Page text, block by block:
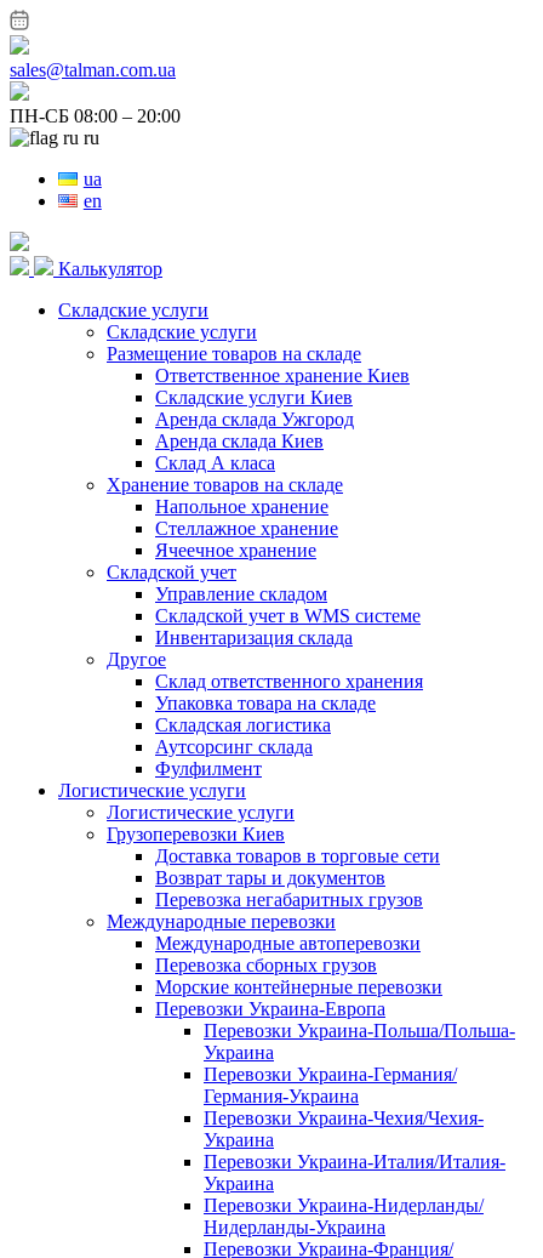
sales@talman.com.ua
ПН-СБ 08:00 – 20:00
ru
ua
en
Калькулятор
Складские услуги
Складские услуги
Размещение товаров на складе
Ответственное хранение Киев
Складские услуги Киев
Аренда склада Ужгород
Аренда склада Киев
Склад А класа
Хранение товаров на складе
Напольное хранение
Стеллажное хранение
Ячеечное хранение
Складской учет
Управление складом
Складской учет в WMS системе
Инвентаризация склада
Другое
Склад ответственного хранения
Упаковка товара на складе
Складская логистика
Аутсорсинг склада
Фулфилмент
Логистические услуги
Логистические услуги
Грузоперевозки Киев
Доставка товаров в торговые сети
Возврат тары и документов
Перевозка негабаритных грузов
Международные перевозки
Международные автоперевозки
Перевозка сборных грузов
Морские контейнерные перевозки
Перевозки Украина-Европа
Перевозки Украина-Польша/Польша-
Украина
Перевозки Украина-Германия/
Германия-Украина
Перевозки Украина-Чехия/Чехия-
Украина
Перевозки Украина-Италия/Италия-
Украина
Перевозки Украина-Нидерланды/
Нидерланды-Украина
Перевозки Украина-Франция/